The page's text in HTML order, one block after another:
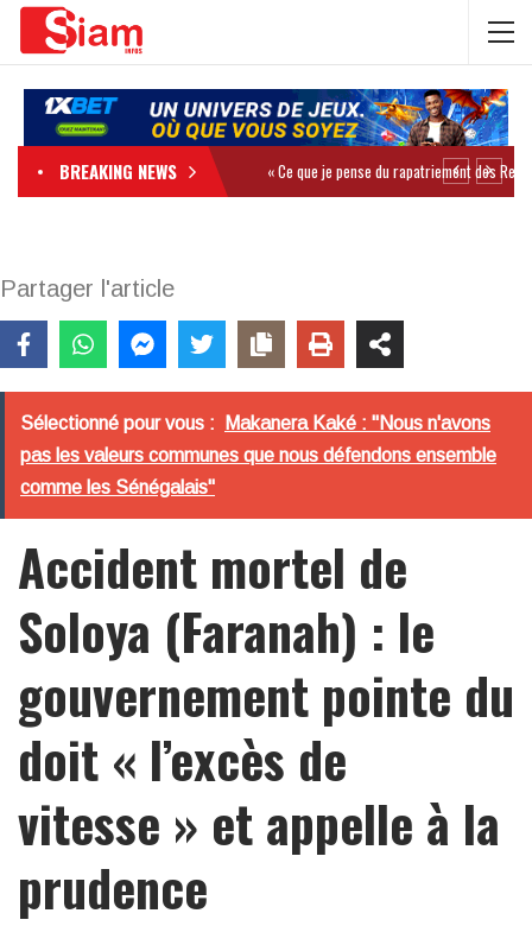
BREAKING NEWS
Partager l'article
Sélectionné pour vous :
Makanera Kaké : "Nous n'avons
pas les valeurs communes que nous défendons ensemble
comme les Sénégalais"
Accident mortel de
Soloya (Faranah) : le
gouvernement pointe du
doit « l’excès de
vitesse » et appelle à la
prudence